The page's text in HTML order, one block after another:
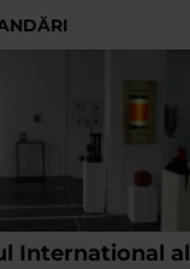
International al